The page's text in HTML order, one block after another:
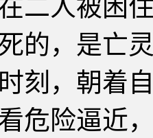
人被困住
的，是亡
刻，朝着
险逼近，